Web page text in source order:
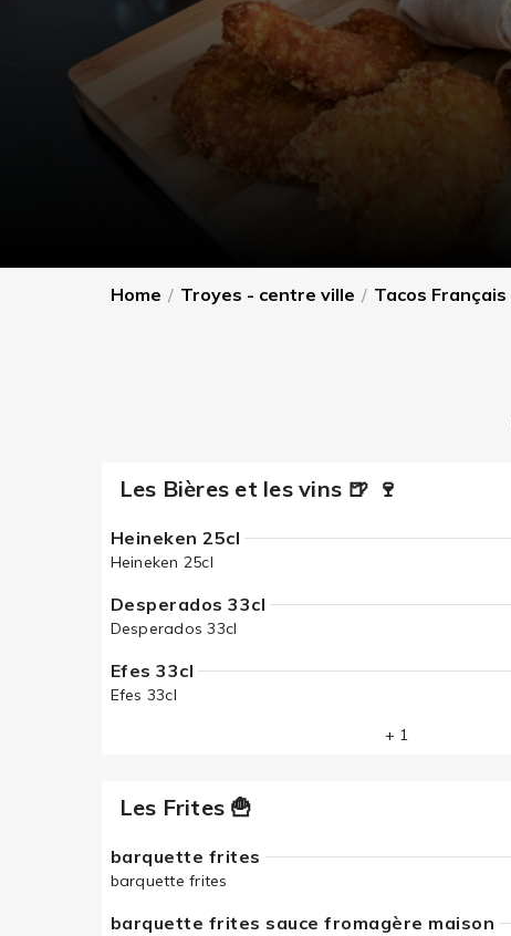
Home / Troyes - centre ville / Tacos Français
Les Bières et les vins 🍺 🍷
Heineken 25cl
Heineken 25cl
Desperados 33cl
Desperados 33cl
Efes 33cl
Efes 33cl
+ 1
Les Frites 🍟
barquette frites
barquette frites
barquette frites sauce fromagère maison